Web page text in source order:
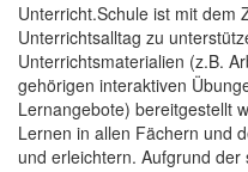
Unterricht.Schule ist mit dem
Unterrichtsalltag zu
Unterrichtsmaterialien (z.B.
gehörigen interaktiven
Lernangebote) bereitgestellt
Lernen in allen Fächern und
und erleichtern. Aufgrund